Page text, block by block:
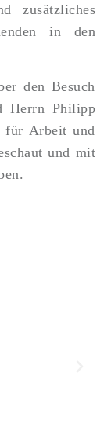
zusätzliches
in den
den Besuch
Herrn Philipp
für Arbeit und
und mit